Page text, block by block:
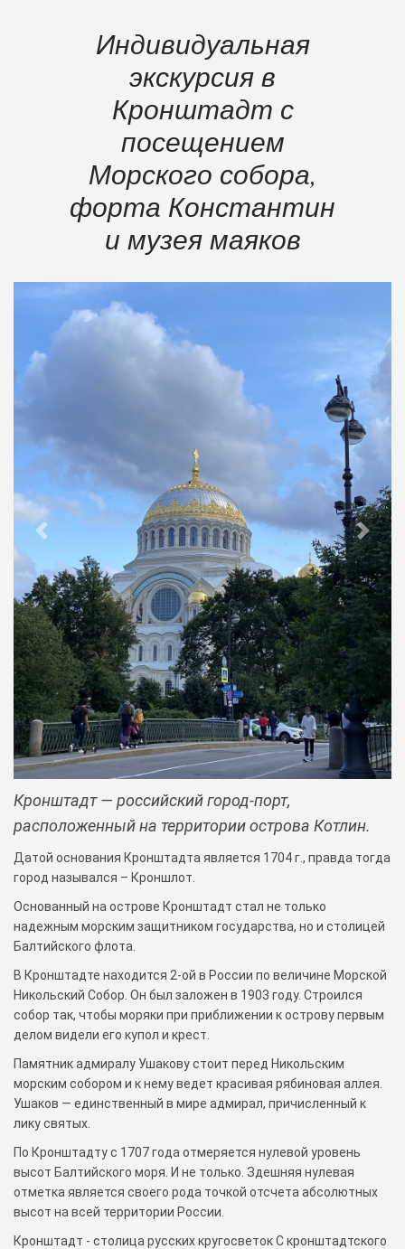
Индивидуальная
экскурсия в
Кронштадт с
посещением
Морского собора,
форта Константин
и музея маяков
Previous Next
Кронштадт — российский город-порт,
расположенный на территории острова Котлин.
Датой основания Кронштадта является 1704 г., правда тогда
город назывался – Кроншлот. ⠀
Основанный на острове Кронштадт стал не только
надежным морским защитником государства, но и столицей
Балтийского флота.
В Кронштадте находится 2-ой в России по величине Морской
Никольский Собор. Он был заложен в 1903 году. Строился
собор так, чтобы моряки при приближении к острову первым
делом видели его купол и крест.
Памятник адмиралу Ушакову стоит перед Никольским
морским собором и к нему ведет красивая рябиновая аллея.
Ушаков — единственный в мире адмирал, причисленный к
лику святых.
По Кронштадту с 1707 года отмеряется нулевой уровень
высот Балтийского моря. И не только. Здешняя нулевая
отметка является своего рода точкой отсчета абсолютных
высот на всей территории России.
Кронштадт - столица русских кругосветок С кронштадтского